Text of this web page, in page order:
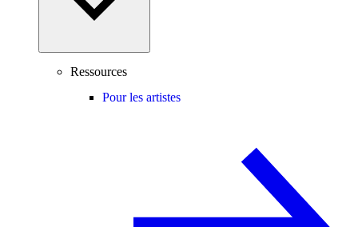
Ressources
Pour les artistes